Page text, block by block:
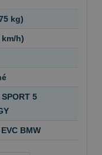
kg)
km/h)
5
BMW